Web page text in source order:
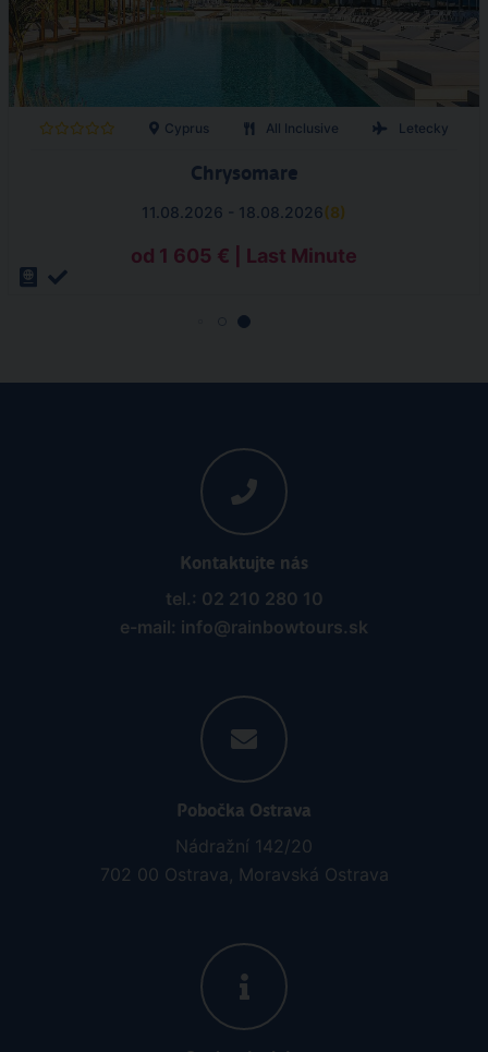
Cyprus All Inclusive Letecky
Chrysomare
11.08.2026 - 18.08.2026(8)
od 1 605 € | Last Minute
Kontaktujte nás
tel.: 02 210 280 10
e-mail: info@rainbowtours.sk
Pobočka Ostrava
Nádražní 142/20
702 00 Ostrava, Moravská Ostrava